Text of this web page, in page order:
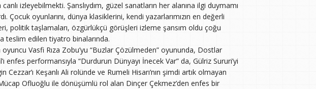
izleyebilmekti. Şanslıydım, güzel sanatların her alanına ilgi duymamı
Çocuk oyunlarını, dünya klasiklerini, kendi yazarlarımızın en değerli
politik taşlamaları, özgürlükçü görüşleri izleme şansım oldu çoğu
teslim edilen tiyatro binalarında.
oyuncu Vasfi Rıza Zobu’yu “Buzlar Çözülmeden” oyununda, Dostlar
enfes performansıyla “Durdurun Dünyayı İnecek Var” da, Gülriz Sururi’yi
Cezzar’ı Keşanlı Ali rolünde ve Rumeli Hisarı’nın şimdi artık olmayan
Ofluoğlu ile dönüşümlü rol alan Dinçer Çekmez’den enfes bir